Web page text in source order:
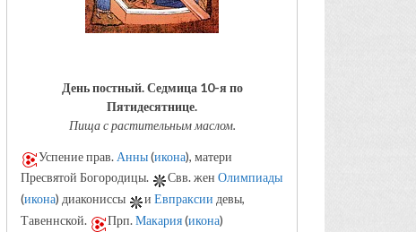
День постный.Седмица 10-я по
Пятидесятнице.
Пища с растительным маслом.
Успение прав. Анны(икона), матери
Пресвятой Богородицы.
Свв. жен Олимпиады
(икона) диакониссы и Евпраксии девы,
Тавеннской.
Прп.Макария(икона)